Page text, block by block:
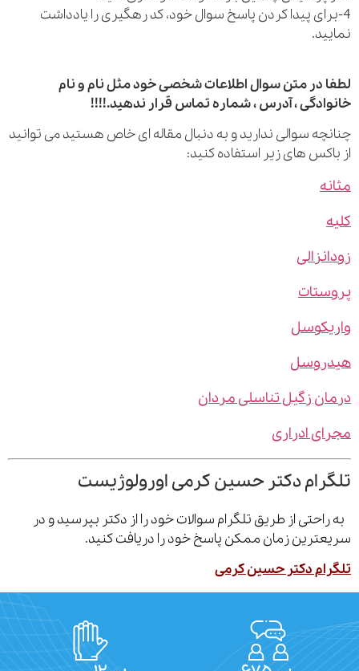
پیدا کردن پاسخ سوال خود، کد رهگیری را یادداشت
در متن سوال اطلاعات شخصی خود مثل نام و نام
، آدرس ، شماره تماس قرار ندهید.!!!!
سوالی ندارید و به دنبال مقاله ای خاص هستید می توانید
های زیر استفاده کنید:
زگیل تناسلی مردان
ادراری
دکتر حسین کرمی اورولوژیست
از طریق تلگرام سوالات خود را از دکتر بپرسید و در
زمان ممکن پاسخ خود را دریافت کنید.
دکتر حسین کرمی